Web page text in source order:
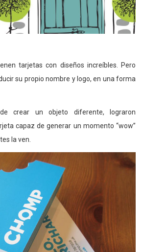
tarjetas con diseños increíbles. Pero
su propio nombre y logo, en una forma
crear un objeto diferente, lograron
capaz de generar un momento “wow”
la ven.